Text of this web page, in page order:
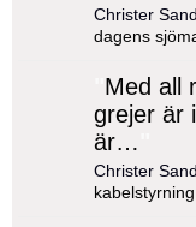
Christer
dagens
Med all
grejer är
är…
Christer